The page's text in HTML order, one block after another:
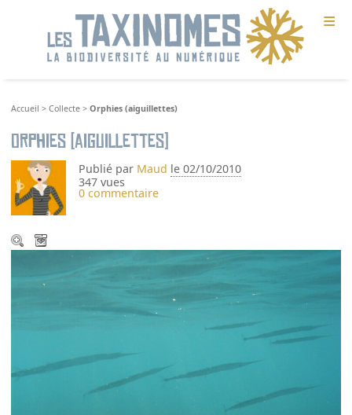
≡
Accueil >Collecte >Orphies (aiguillettes)
Orphies (aiguillettes)
Publié par Maud le 02/10/2010
347 vues
0 commentaire